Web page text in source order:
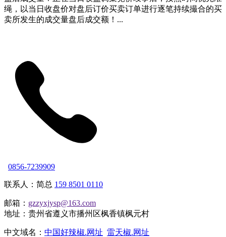
绳，以当日收盘价对盘后订价买卖订单进行逐笔持续撮合的买
卖所发生的成交量盘后成交额！...
0856-7239909
联系人：简总 159 8501 0110
邮箱： gzzyxjysp@163.com
地址：贵州省遵义市播州区枫香镇枫元村
中文域名： 中国好辣椒.网址 雷天椒.网址